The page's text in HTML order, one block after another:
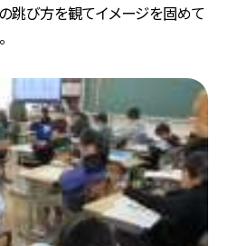
跳び方を観てイメージを固めて